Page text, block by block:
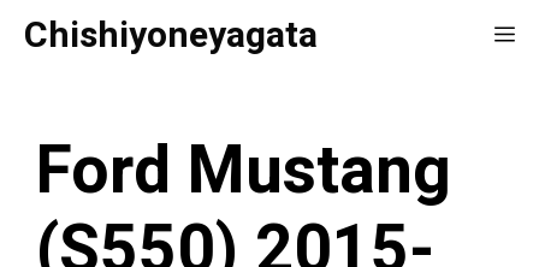
SaltarChishiyoneyagata
Ford Mustang